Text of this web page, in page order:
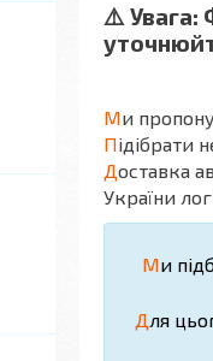
⚠️ Увага:
Ми
Підібрати
Доставка
України
Ми
Для